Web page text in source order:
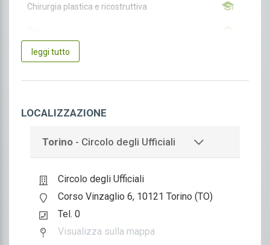
Chirurgia plastica e ricostruttiva
Endocrinologia
Ginecologia e ostetricia
Oncologia
Otorinolaringoiatria
Pediatria
leggi tutto
LOCALIZZAZIONE
Torino - Circolo degli Ufficiali
Circolo degli Ufficiali
Corso Vinzaglio 6, 10121 Torino (TO)
Tel. 0
Visualizza sulla mappa